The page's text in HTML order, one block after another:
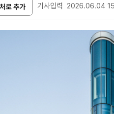
기사입력 2026.06.04